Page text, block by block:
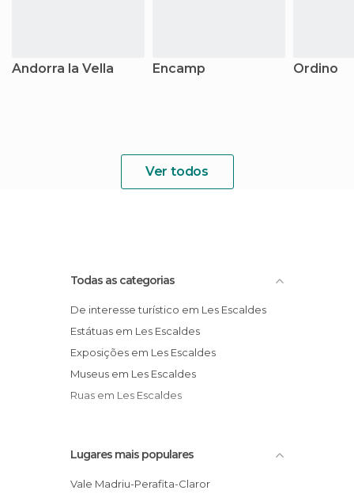
Andorra la Vella Encamp Ordino
Ver todos
Todas as categorias
De interesse turístico em Les Escaldes
Estátuas em Les Escaldes
Exposições em Les Escaldes
Museus em Les Escaldes
Ruas em Les Escaldes
Lugares mais populares
Vale Madriu-Perafita-Claror